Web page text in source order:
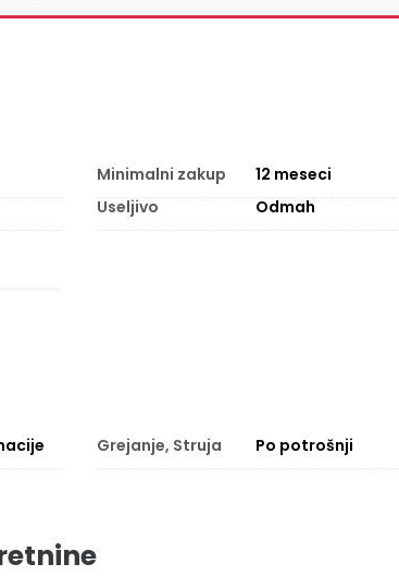
Minimalni zakup 12 meseci
Useljivo Odmah
Grejanje, Struja Po potrošnji